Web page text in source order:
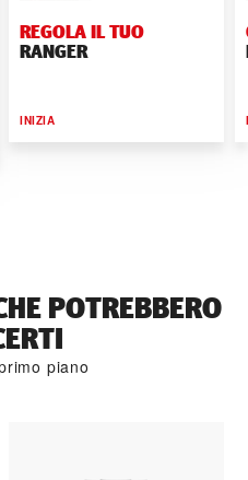
REGOLA IL TUO
RANGER
INIZIA
POTREBBERO
piano